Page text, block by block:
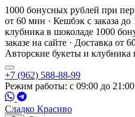
1000 бонусных рублей при
от 60 мин · Кешбэк с заказа
клубника в шоколаде 1000
заказе на сайте · Доставка от
Авторские букеты и клубника
+7 (962) 588-88-99
Режим работы: с 09:00 до 21:00
Сладко Красиво